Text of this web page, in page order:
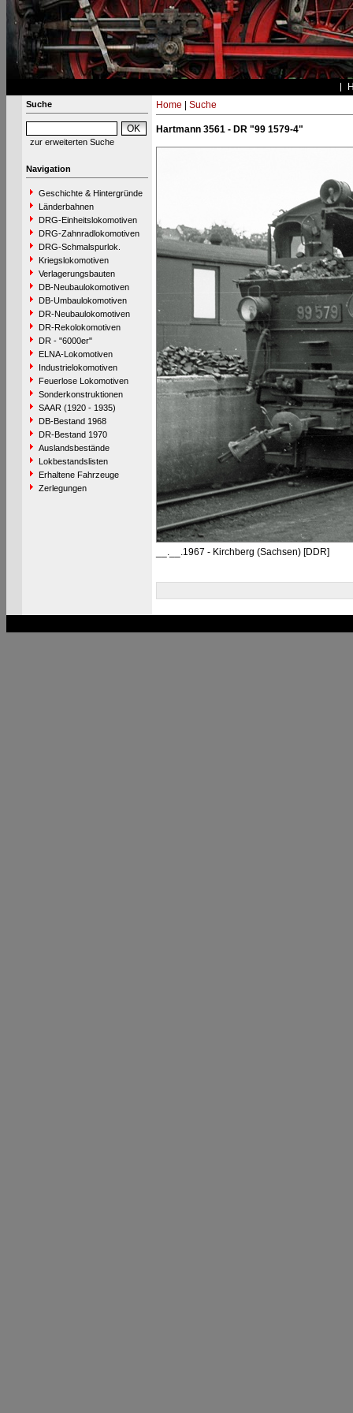
Suche
zur erweiterten Suche
Navigation
Geschichte & Hintergründe
Länderbahnen
DRG-Einheitslokomotiven
DRG-Zahnradlokomotiven
DRG-Schmalspurlok.
Kriegslokomotiven
Verlagerungsbauten
DB-Neubaulokomotiven
DB-Umbaulokomotiven
DR-Neubaulokomotiven
DR-Rekolokomotiven
DR - "6000er"
ELNA-Lokomotiven
Industrielokomotiven
Feuerlose Lokomotiven
Sonderkonstruktionen
SAAR (1920 - 1935)
DB-Bestand 1968
DR-Bestand 1970
Auslandsbestände
Lokbestandslisten
Erhaltene Fahrzeuge
Zerlegungen
Home Suche
Hartmann 3561 - DR "99 1579-4"
__.__.1967 - Kirchberg (Sachsen) [DDR]